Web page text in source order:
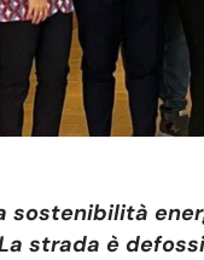
sostenibilità
strada è